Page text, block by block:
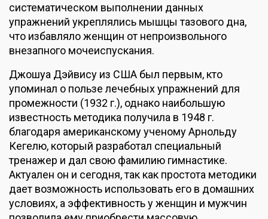
систематическом выполнении данных
упражнений укреплялись мышцы тазового дна,
что избавляло женщин от непроизвольного
внезапного мочеиспускания.
Джошуа Дэйвису из США был первым, кто
упоминал о пользе лечебных упражнений для
промежности (1932 г.), однако наибольшую
известность методика получила в 1948 г.
благодаря американскому ученому Арнольду
Кегелю, который разработал специальный
тренажер и дал свою фамилию гимнастике.
Актуален он и сегодня, так как простота методики
дает возможность использовать его в домашних
условиях, а эффективность у женщин и мужчин